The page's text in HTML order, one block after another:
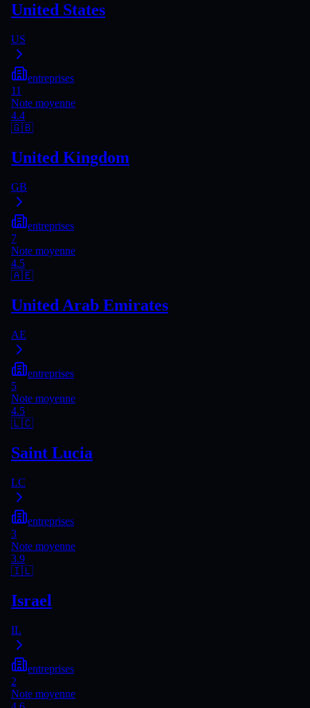
United States
US
entreprises
11
Note moyenne
4.4
🇬🇧
United Kingdom
GB
entreprises
7
Note moyenne
4.5
🇦🇪
United Arab Emirates
AE
entreprises
5
Note moyenne
4.5
🇱🇨
Saint Lucia
LC
entreprises
3
Note moyenne
3.9
🇮🇱
Israel
IL
entreprises
2
Note moyenne